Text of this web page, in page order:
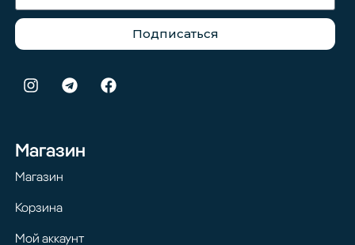
Подписаться
Магазин
Магазин
Корзина
Мой аккаунт